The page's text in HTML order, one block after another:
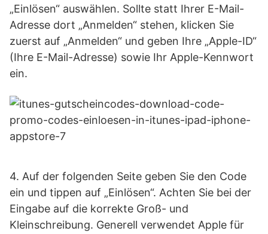
„Einlösen“ auswählen. Sollte statt Ihrer E-Mail-
Adresse dort „Anmelden“ stehen, klicken Sie
zuerst auf „Anmelden“ und geben Ihre „Apple-ID“
(Ihre E-Mail-Adresse) sowie Ihr Apple-Kennwort
ein.
4. Auf der folgenden Seite geben Sie den Code
ein und tippen auf „Einlösen“. Achten Sie bei der
Eingabe auf die korrekte Groß- und
Kleinschreibung. Generell verwendet Apple für